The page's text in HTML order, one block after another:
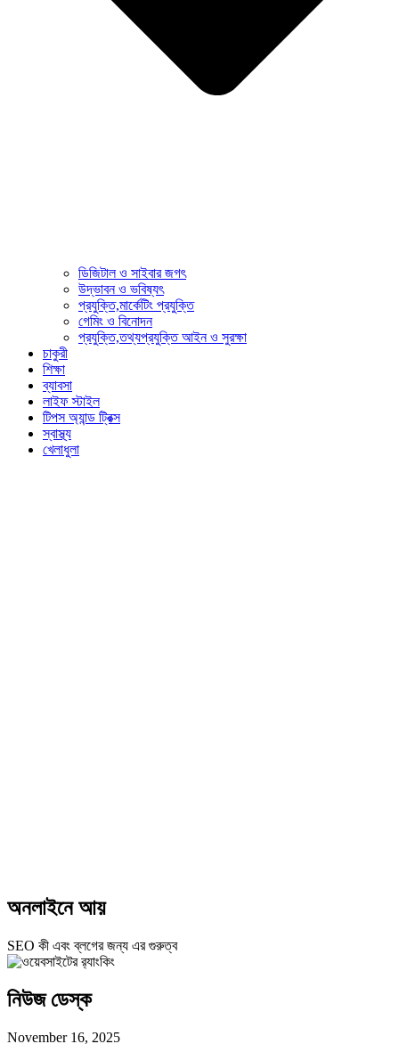
ডিজিটাল ও সাইবার জগৎ
উদ্ভাবন ও ভবিষ্যৎ
প্রযুক্তি,মার্কেটিং প্রযুক্তি
গেমিং ও বিনোদন
প্রযুক্তি,তথ্যপ্রযুক্তি আইন ও সুরক্ষা
চাকুরী
শিক্ষা
ব্যাবসা
লাইফ স্টাইল
টিপস অ্যান্ড ট্রিক্স
স্বাস্থ্য
খেলাধুলা
অনলাইনে আয়
SEO কী এবং ব্লগের জন্য এর গুরুত্ব
নিউজ ডেস্ক
November 16, 2025